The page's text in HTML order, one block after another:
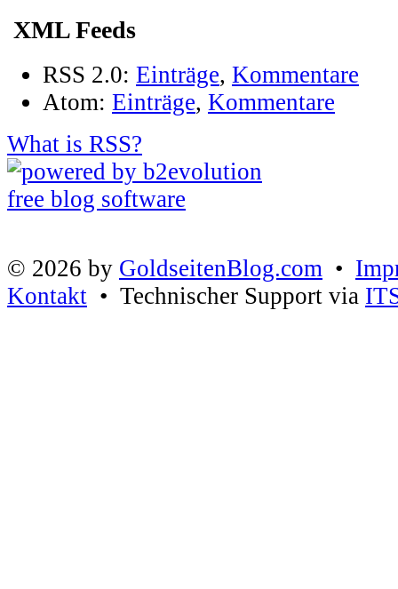
XML Feeds
RSS 2.0: Einträge, Kommentare
Atom: Einträge, Kommentare
What is RSS?
© 2026 by GoldseitenBlog.com •
Kontakt • Technischer Support via